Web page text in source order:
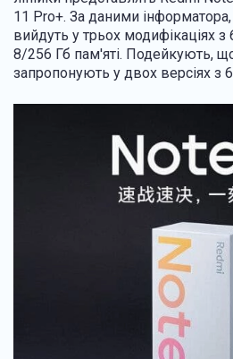
11 Pro+. За даними
вийдуть у трьох модифікаціях
8/256 Гб пам'яті. Подейкують,
запропонують у двох версіях з